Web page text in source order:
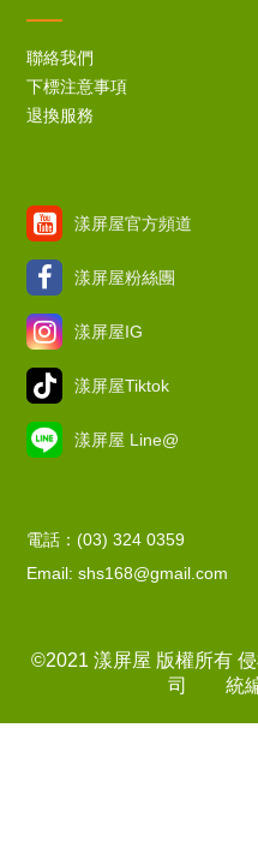
聯絡我們
下標注意事項
退換服務
漾屏屋官方頻道
漾屏屋粉絲團
漾屏屋IG
漾屏屋Tiktok
漾屏屋 Line@
電話：(03) 324 0359
Email: shs168@gmail.com
©2021 漾屏屋 版權所有
司 統編